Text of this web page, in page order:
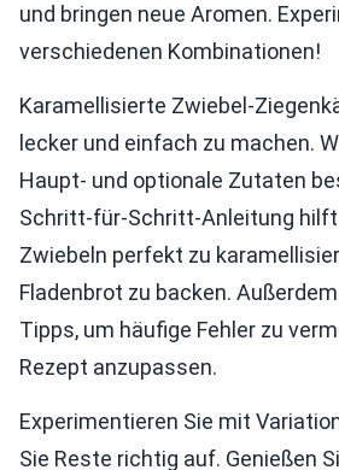
und bringen neue Aromen.
verschiedenen Kombinationen!
Karamellisierte Zwiebel-
lecker und einfach zu machen.
Haupt- und optionale Zutaten
Schritt-für-Schritt-Anleitung hilft
Zwiebeln perfekt zu
Fladenbrot zu backen.
Tipps, um häufige Fehler zu
Rezept anzupassen.
Experimentieren Sie mit
Sie Reste richtig auf. Genießen